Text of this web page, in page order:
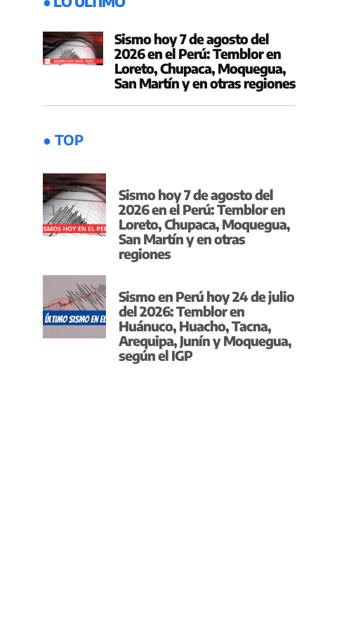
Sismo hoy 7 de agosto del
2026 en el Perú: Temblor en
Loreto, Chupaca, Moquegua,
San Martín y en otras regiones
● TOP
Sismo hoy 7 de agosto del
2026 en el Perú: Temblor en
Loreto, Chupaca, Moquegua,
San Martín y en otras
regiones
Sismo en Perú hoy 24 de julio
del 2026: Temblor en
Huánuco, Huacho, Tacna,
Arequipa, Junín y Moquegua,
según el IGP